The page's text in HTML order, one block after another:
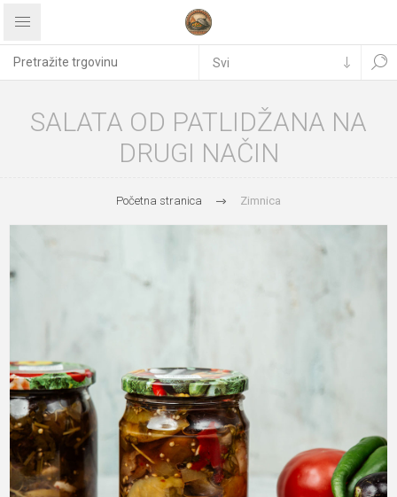
SALATA OD PATLIDŽANA NA
DRUGI NAČIN
Početna stranica Zimnica